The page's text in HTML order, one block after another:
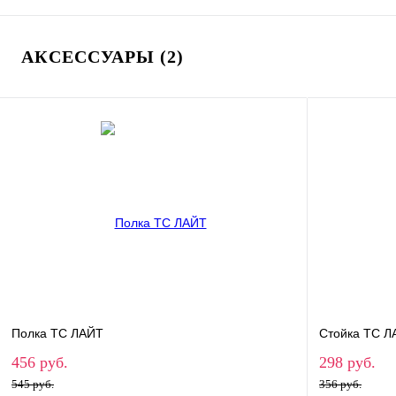
АКСЕССУАРЫ (2)
Полка ТС ЛАЙТ
456 руб.
545 руб.
Стойка ТС
298 руб.
356 руб.